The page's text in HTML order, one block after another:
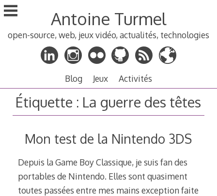
Aller
au
principal
Antoine Turmel
open-source, web, jeux vidéo, actualités, technologies
Blog Jeux Activités
Étiquette : La guerre des têtes
Mon test de la Nintendo 3DS
Depuis la Game Boy Classique, je suis fan des
portables de Nintendo. Elles sont quasiment
toutes passées entre mes mains exception faite